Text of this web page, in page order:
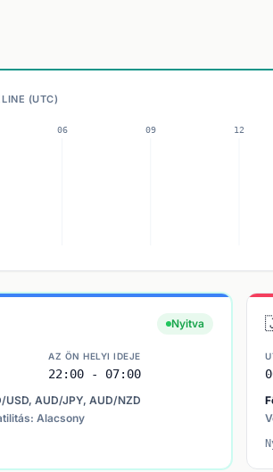
(UTC)
Nyitva
AZ ÖN HELYI IDEJE
22:00 - 07:00
USD, AUD/JPY, AUD/NZD
Alacsony